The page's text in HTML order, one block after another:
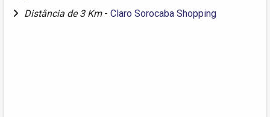
Distância de 3 Km - Claro Sorocaba Shopping